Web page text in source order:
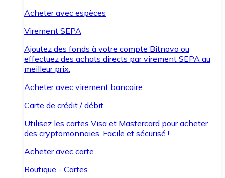
Acheter avec espèces
Virement SEPA
Ajoutez des fonds à votre compte Bitnovo ou
effectuez des achats directs par virement SEPA au
meilleur prix.
Acheter avec virement bancaire
Carte de crédit / débit
Utilisez les cartes Visa et Mastercard pour acheter
des cryptomonnaies. Facile et sécurisé !
Acheter avec carte
Boutique - Cartes